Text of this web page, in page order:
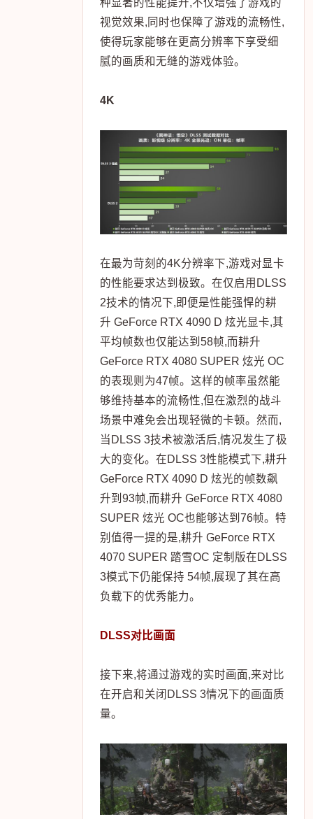
视觉效果,同时也保障了游戏的流畅性,
使得玩家能够在更高分辨率下享受细
腻的画质和无缝的游戏体验。
4K
在最为苛刻的4K分辨率下,游戏对显卡
的性能要求达到极致。在仅启用DLSS
2技术的情况下,即便是性能强悍的耕
升 GeForce RTX 4090 D 炫光显卡,其
平均帧数也仅能达到58帧,而耕升
GeForce RTX 4080 SUPER 炫光 OC
的表现则为47帧。这样的帧率虽然能
够维持基本的流畅性,但在激烈的战斗
场景中难免会出现轻微的卡顿。然而,
当DLSS 3技术被激活后,情况发生了极
大的变化。在DLSS 3性能模式下,耕升
GeForce RTX 4090 D 炫光的帧数飙
升到93帧,而耕升 GeForce RTX 4080
SUPER 炫光 OC也能够达到76帧。特
别值得一提的是,耕升 GeForce RTX
4070 SUPER 踏雪OC 定制版在DLSS
3模式下仍能保持 54帧,展现了其在高
负载下的优秀能力。
DLSS对比画面
接下来,将通过游戏的实时画面,来对比
在开启和关闭DLSS 3情况下的画面质
量。